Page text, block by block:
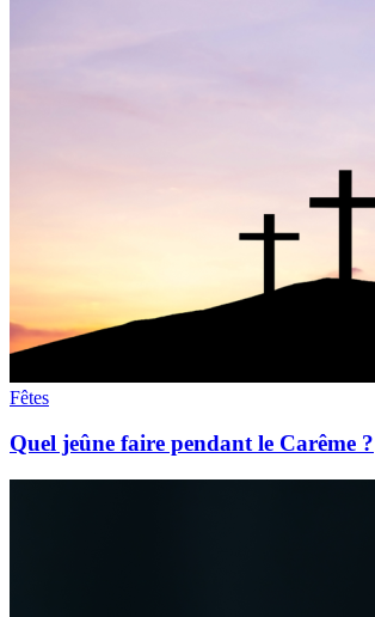
Fêtes
Quel jeûne faire pendant le Carême ?